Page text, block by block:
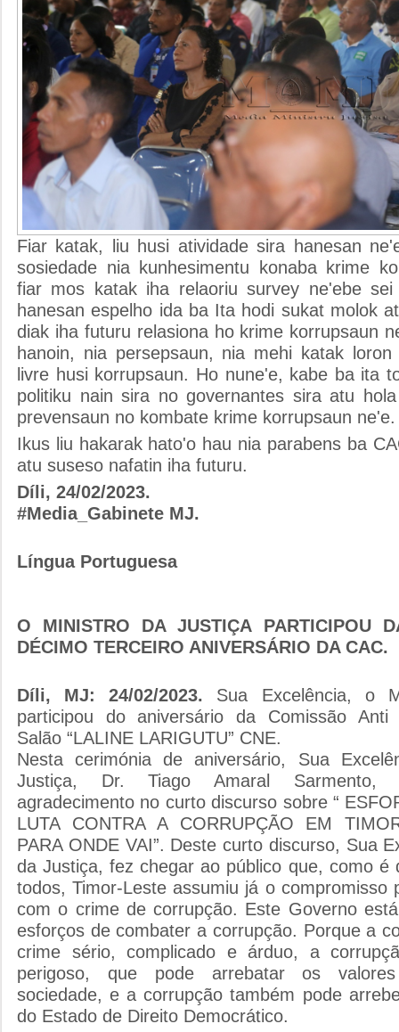
Fiar katak, liu husi atividade sira hanesan
sosiedade nia kunhesimentu konaba krime
fiar mos katak iha relaoriu survey ne'ebe
hanesan espelho ida ba Ita hodi sukat molok
diak iha futuru relasiona ho krime korrupsaun
hanoin, nia persepsaun, nia mehi katak
livre husi korrupsaun. Ho nune'e, kabe ba ita
politiku nain sira no governantes sira atu
prevensaun no kombate krime korrupsaun ne'e.
Ikus liu hakarak hato'o hau nia parabens ba
atu suseso nafatin iha futuru.
Díli, 24/02/2023.
#Media_Gabinete MJ.
Língua Portuguesa
O MINISTRO DA JUSTIÇA PARTICIPOU
DÉCIMO TERCEIRO ANIVERSÁRIO DA CAC.
Díli, MJ: 24/02/2023. Sua Excelência, o
participou do aniversário da Comissão Anti
Salão “LALINE LARIGUTU” CNE.
Nesta cerimónia de aniversário, Sua
Justiça, Dr. Tiago Amaral Sarmento,
agradecimento no curto discurso sobre “
LUTA CONTRA A CORRUPÇÃO EM
PARA ONDE VAI”. Deste curto discurso, Sua
da Justiça, fez chegar ao público que, como é
todos, Timor-Leste assumiu já o compromisso
com o crime de corrupção. Este Governo
esforços de combater a corrupção. Porque a
crime sério, complicado e árduo, a
perigoso, que pode arrebatar os
sociedade, e a corrupção também pode
do Estado de Direito Democrático.